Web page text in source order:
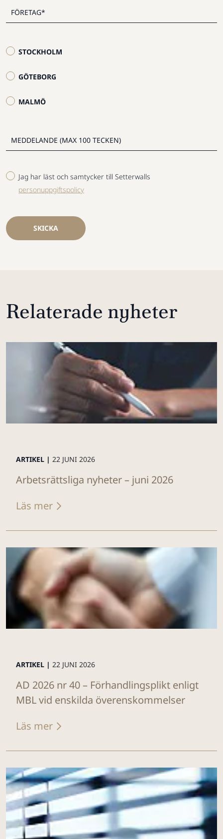
STOCKHOLM
GÖTEBORG
MALMÖ
Jag har läst och samtycker till Setterwalls
personuppgiftspolicy
SKICKA
Relaterade nyheter
ARTIKEL | 22 JUNI 2026
Arbetsrättsliga nyheter – juni 2026
Läs mer
ARTIKEL | 22 JUNI 2026
AD 2026 nr 40 – Förhandlingsplikt enligt
MBL vid enskilda överenskommelser
Läs mer